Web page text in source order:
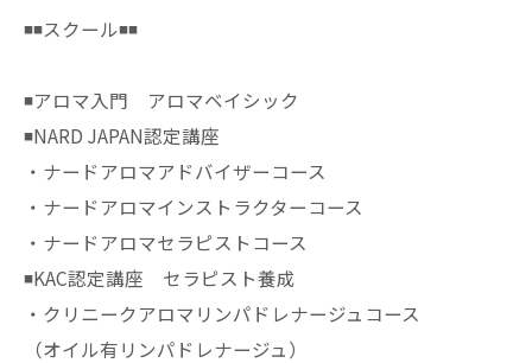
◾️◾️スクール◾️◾️
◾️アロマ入門 アロマベイシック
◾️NARD JAPAN認定講座
・ナードアロマアドバイザーコース
・ナードアロマインストラクターコース
・ナードアロマセラピストコース
◾️KAC認定講座 セラピスト養成
・クリニークアロマリンパドレナージュコース
（オイル有リンパドレナージュ）